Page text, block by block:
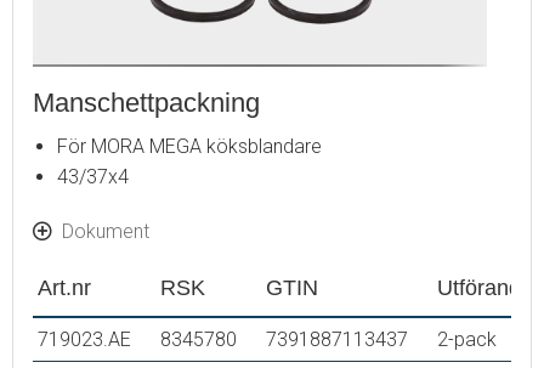
Manschettpackning
För MORA MEGA köksblandare
43/37x4
Dokument
Art.nr RSK GTIN Utförande
719023.AE 8345780 7391887113437 2-pack